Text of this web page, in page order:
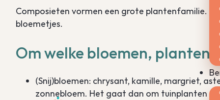
Composieten vormen een grote plantenfamilie.
bloemetjes.
Om welke bloemen, planten
(Snij)bloemen: chrysant, kamille, margriet,
zonnebloem. Het gaat dan om tuinplanten of